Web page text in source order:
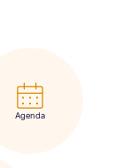
Agenda